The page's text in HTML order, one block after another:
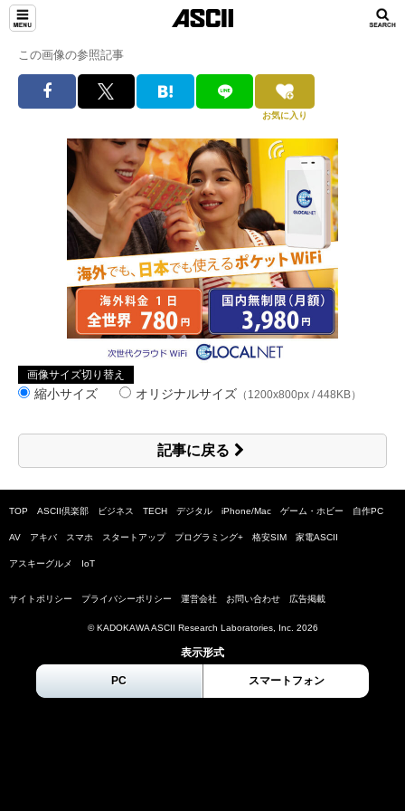
この画像の参照記事
お気に入り
画像サイズ切り替え
縮小サイズ オリジナルサイズ （1200x800px / 448KB）
記事に戻る
TOP ASCII倶楽部 ビジネス TECH デジタル iPhone/Mac ゲーム・ホビー 自作PC
AV アキバ スマホ スタートアップ プログラミング+ 格安SIM 家電ASCII
アスキーグルメ IoT
サイトポリシー プライバシーポリシー 運営会社 お問い合わせ 広告掲載
© KADOKAWA ASCII Research Laboratories, Inc. 2026
表示形式
PC スマートフォン